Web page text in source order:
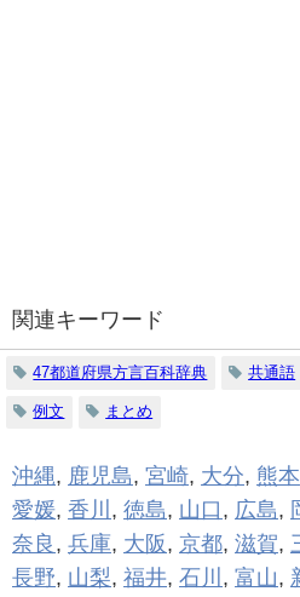
関連キーワード
47都道府県方言百科辞典 共通語
例文 まとめ
沖縄, 鹿児島, 宮崎, 大分, 熊本
愛媛, 香川 , 徳島, 山口 , 広島,
奈良 , 兵庫, 大阪, 京都, 滋賀,
長野, 山梨, 福井, 石川 , 富山,